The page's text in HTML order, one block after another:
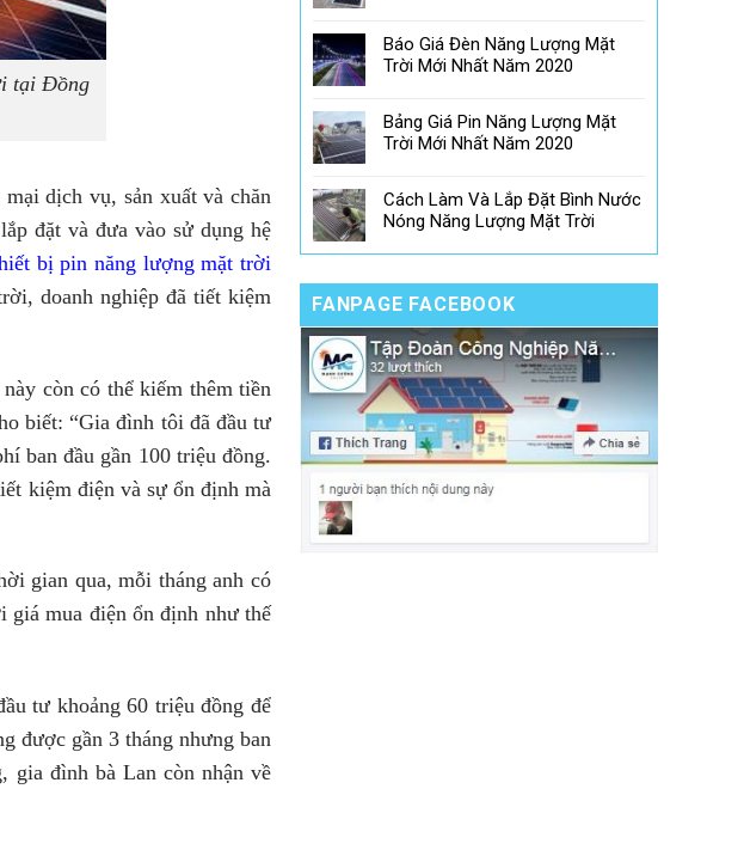
tại Đồng
dịch vụ, sản xuất và chăn
đặt và đưa vào sử dụng hệ
bị pin năng lượng mặt trời
doanh nghiệp đã tiết kiệm
còn có thể kiếm thêm tiền
biết: “Gia đình tôi đã đầu tư
ban đầu gần 100 triệu đồng.
kiệm điện và sự ổn định mà
gian qua, mỗi tháng anh có
giá mua điện ổn định như thế
tư khoảng 60 triệu đồng để
được gần 3 tháng nhưng ban
gia đình bà Lan còn nhận về
Báo Giá Đèn Năng Lượng Mặt
Trời Mới Nhất Năm 2020
Bảng Giá Pin Năng Lượng Mặt
Trời Mới Nhất Năm 2020
Cách Làm Và Lắp Đặt Bình Nước
Nóng Năng Lượng Mặt Trời
FANPAGE FACEBOOK